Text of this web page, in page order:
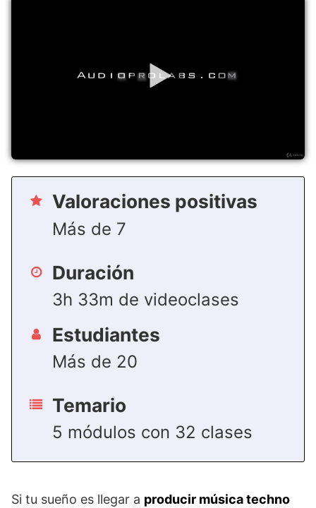
Valoraciones positivas
Más de 7
Duración
3h 33m de videoclases
Estudiantes
Más de 20
Temario
5 módulos con 32 clases
Si tu sueño es llegar a producir música techno